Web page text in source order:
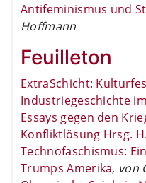
Antifeminismus und
Hoffmann
Feuilleton
ExtraSchicht:
Industriegeschichte
Essays gegen den
Konfliktlösung Hrsg.
Technofaschismus:
Trumps Amerika, von